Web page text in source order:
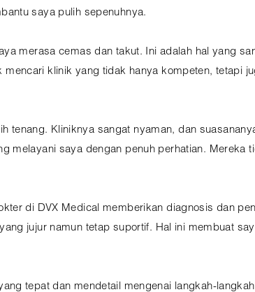
saya pulih sepenuhnya.
merasa cemas dan takut. Ini adalah hal yang
klinik yang tidak hanya kompeten, tetapi
tenang. Kliniknya sangat nyaman, dan
melayani saya dengan penuh perhatian. Mereka
di DVX Medical memberikan diagnosis dan
jujur namun tetap suportif. Hal ini membuat
tepat dan mendetail mengenai langkah-